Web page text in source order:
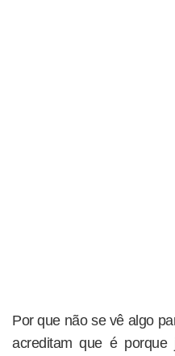
Por que não se vê algo
acreditam que é porque